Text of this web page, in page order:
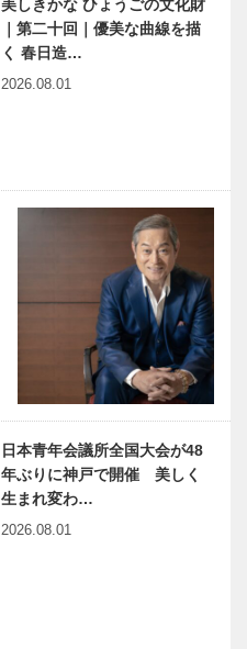
回 …
連載 教えて
多田先生! 素
画 ① スペ
シャル・イン
タビュー
近代建築の巨
匠、フラン
ク・ロイド・
ライトを学ぶ
｜Chapter
12 林愛作 …
神戸の魅力を
再発見し、誇
りを持って世
界に発信する
美しきかな ひょうごの文化財
｜第二十回｜優美な曲線を描
く 春日造…
2026.08.01
日本青年会議所全国大会が48
年ぶりに神戸で開催 美しく
生まれ変わ…
2026.08.01